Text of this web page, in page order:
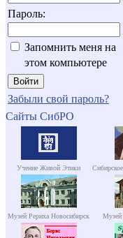
Пароль:
Запомнить меня на
этом компьютере
Забыли свой пароль?
Сайты СибРО
Учение Живой Этики
Музей Рериха Новосибирск Музей